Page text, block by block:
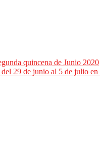
quincena de Junio 2020
del 29 de junio al 5 de julio